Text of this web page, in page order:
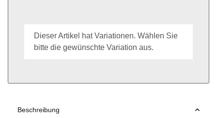
xDieser Artikel hat Variationen. Wählen Sie
bitte die gewünschte Variation aus.
Beschreibung